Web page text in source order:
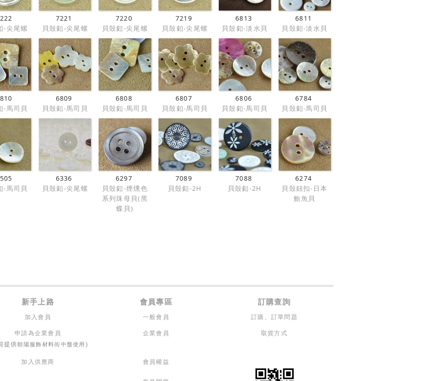
-尖尾螺
7221
貝殼釦-尖尾螺
7220
貝殼釦-尖尾螺
7219
貝殼釦-尖尾螺
6813
貝殼釦-淡水貝
6811
貝殼釦-淡水貝
-馬司貝
6809
貝殼釦-馬司貝
6808
貝殼釦-馬司貝
6807
貝殼釦-馬司貝
6806
貝殼釦-馬司貝
6784
貝殼釦-馬司貝
-馬司貝
6336
貝殼釦-尖尾螺
6297
貝殼釦-煙燻色
系列珠母貝(黑
蝶貝)
7089
貝殼釦-2H
7088
貝殼釦-2H
6274
貝殼鈕扣-日本
鮑魚貝
新手上路 會員專區 訂購查詢
加入會員 一般會員 訂購、訂單問題
申請為企業會員
提供朝陽服飾材料街中盤使用 )
企業會員 取貨方式
加入供應商 會員權益